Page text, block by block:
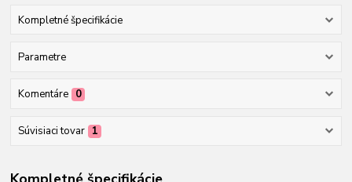
Kompletné špecifikácie
Parametre
Komentáre 0
Súvisiaci tovar 1